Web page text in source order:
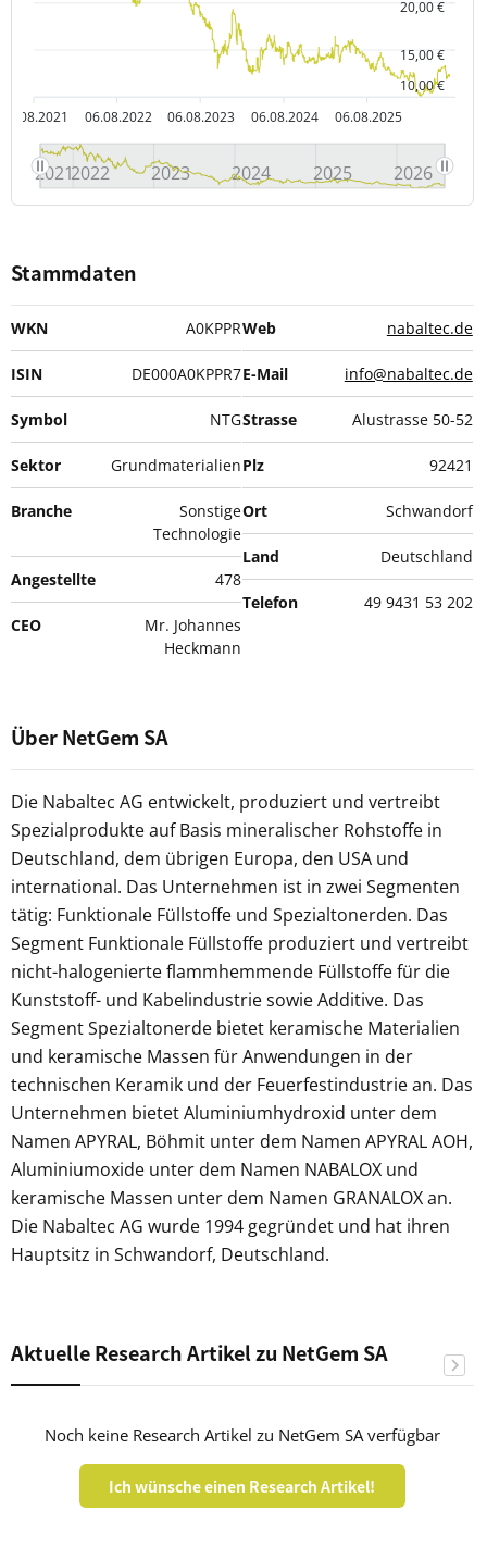
06.08.2021 06.08.2022 06.08.2023 06.08.2024 06.08.2025
10,00 €
15,00 €
20,00 €
20212022 2023 2024 2025 2026
Stammdaten
WKN A0KPPR
ISIN DE000A0KPPR7
Symbol NTG
Sektor Grundmaterialien
Branche
Sonstige
Technologie
Angestellte 478
CEO
Mr. Johannes
Heckmann
Web nabaltec.de
E-Mail info@nabaltec.de
Strasse Alustrasse 50-52
Plz 92421
Ort Schwandorf
Land Deutschland
Telefon 49 9431 53 202
Über NetGem SA
Die Nabaltec AG entwickelt, produziert und vertreibt
Spezialprodukte auf Basis mineralischer Rohstoffe in
Deutschland, dem übrigen Europa, den USA und
international. Das Unternehmen ist in zwei Segmenten
tätig: Funktionale Füllstoffe und Spezialtonerden. Das
Segment Funktionale Füllstoffe produziert und vertreibt
nicht-halogenierte flammhemmende Füllstoffe für die
Kunststoff- und Kabelindustrie sowie Additive. Das
Segment Spezialtonerde bietet keramische Materialien
und keramische Massen für Anwendungen in der
technischen Keramik und der Feuerfestindustrie an. Das
Unternehmen bietet Aluminiumhydroxid unter dem
Namen APYRAL, Böhmit unter dem Namen APYRAL AOH,
Aluminiumoxide unter dem Namen NABALOX und
keramische Massen unter dem Namen GRANALOX an.
Die Nabaltec AG wurde 1994 gegründet und hat ihren
Hauptsitz in Schwandorf, Deutschland.
Aktuelle Research Artikel zu NetGem SA
Noch keine Research Artikel zu NetGem SA verfügbar
Ich wünsche einen Research Artikel!